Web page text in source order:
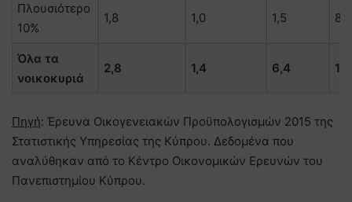
Πλουσιότερο
10%
1,8 1,0 1,5 8,3
Όλα τα
νοικοκυριά
2,8 1,4 6,4
Πηγή: Έρευνα Οικογενειακών Προϋπολογισμών 2015 της
Στατιστικής Υπηρεσίας της Κύπρου. Δεδομένα που
αναλύθηκαν από το Κέντρο Οικονομικών Ερευνών του
Πανεπιστημίου Κύπρου.